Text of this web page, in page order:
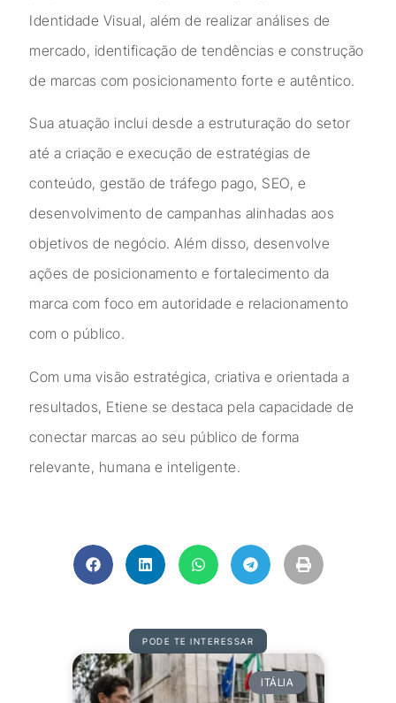
Identidade Visual, além de realizar análises de
mercado, identificação de tendências e construção
de marcas com posicionamento forte e autêntico.
Sua atuação inclui desde a estruturação do setor
até a criação e execução de estratégias de
conteúdo, gestão de tráfego pago, SEO, e
desenvolvimento de campanhas alinhadas aos
objetivos de negócio. Além disso, desenvolve
ações de posicionamento e fortalecimento da
marca com foco em autoridade e relacionamento
com o público.
Com uma visão estratégica, criativa e orientada a
resultados, Etiene se destaca pela capacidade de
conectar marcas ao seu público de forma
relevante, humana e inteligente.
PODE TE INTERESSAR
ITÁLIA